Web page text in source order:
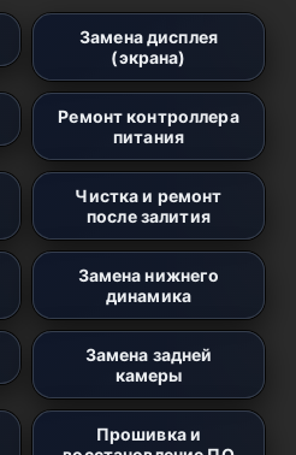
Замена дисплея
(экрана)
Ремонт контроллера
питания
Чистка и ремонт
после залития
Замена нижнего
динамика
Замена задней
камеры
Прошивка и